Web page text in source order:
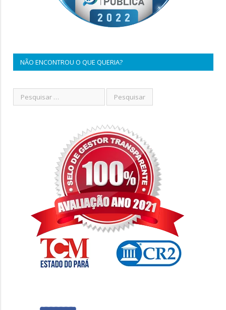
NÃO ENCONTROU O QUE QUERIA?